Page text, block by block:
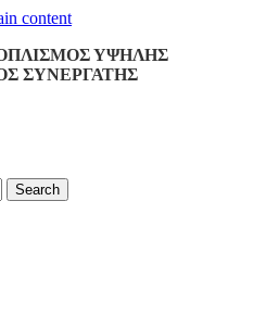
content
ΥΨΗΛΗΣ
ΣΥΝΕΡΓΑΤΗΣ
Search